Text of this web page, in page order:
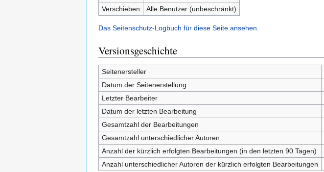
Verschieben
Alle Benutzer (unbeschränkt)
Das Seitenschutz-Logbuch für diese Seite ansehen.
Versionsgeschichte
Seitenersteller
Datum der Seitenerstellung
Letzter Bearbeiter
Datum der letzten Bearbeitung
Gesamtzahl der Bearbeitungen
Gesamtzahl unterschiedlicher Autoren
Anzahl der kürzlich erfolgten Bearbeitungen (in den letzten 90 Tagen)
Anzahl unterschiedlicher Autoren der kürzlich erfolgten Bearbeitungen